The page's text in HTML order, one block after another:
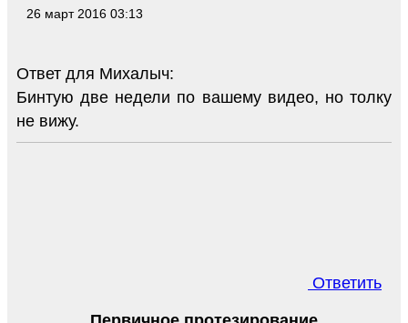
26 март 2016 03:13
Ответ для Михалыч:
Бинтую две недели по вашему видео, но толку
не вижу.
Ответить